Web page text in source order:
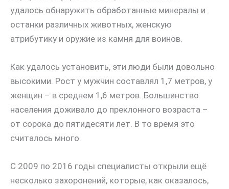
удалось обнаружить обработанные минералы и
останки различных животных, женскую
атрибутику и оружие из камня для воинов.
Как удалось установить, эти люди были довольно
высокими. Рост у мужчин составлял 1,7 метров, у
женщин – в среднем 1,6 метров. Большинство
населения доживало до преклонного возраста –
от сорока до пятидесяти лет. В то время это
считалось много.
С 2009 по 2016 годы специалисты открыли ещё
несколько захоронений, которые, как оказалось,